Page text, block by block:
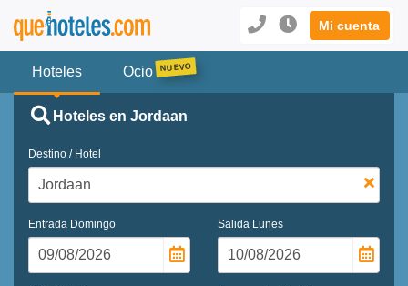
Mi cuenta
Hoteles Ocio
Hoteles en Jordaan
Destino / Hotel
Entrada Domingo Salida Lunes